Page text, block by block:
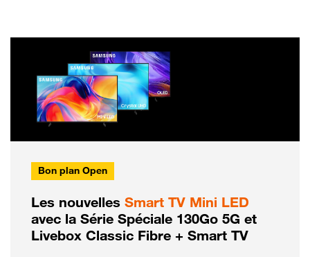
Bon plan Open
Les nouvelles Smart TV Mini LED
avec la Série Spéciale 130Go 5G et
Livebox Classic Fibre + Smart TV